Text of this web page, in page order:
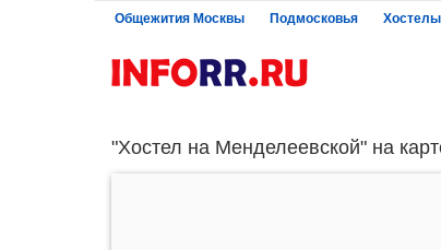
Общежития Москвы Подмосковья
"Хостел на Менделеевской" на